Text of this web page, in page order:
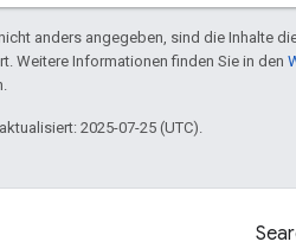
anders angegeben, sind die Inhalte
Weitere Informationen finden Sie in den
2025-07-25 (UTC).